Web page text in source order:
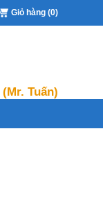
Giỏ hàng (0)
(Mr. Tuấn)